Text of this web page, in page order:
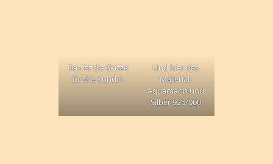
Das ist die Skizze
für die Kundin
Und hier das
Material:
Aquamarin und
Silber 925/000